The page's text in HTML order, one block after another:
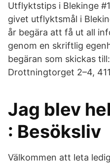
Utflyktstips i Blekinge
givet utflyktsmål i
år begära att få ut all
genom en skriftlig
begäran som skickas
Drottningtorget 2–4,
Jag blev
: Besöksliv
Välkommen att leta